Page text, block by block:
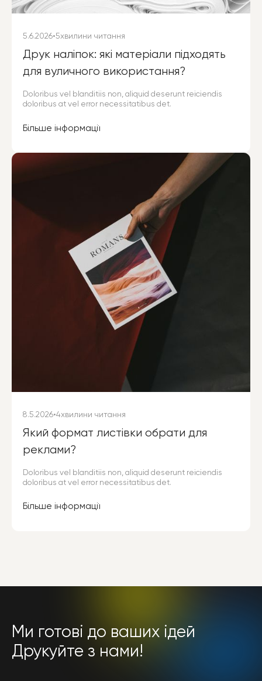
5.6.2026•5хвилини читання
Друк наліпок: які матеріали підходять
для вуличного використання?
Doloribus vel blanditiis non, aliquid deserunt reiciendis
doloribus at vel error necessitatibus det.
Більше інформації
8.5.2026•4хвилини читання
Який формат листівки обрати для
реклами?
Doloribus vel blanditiis non, aliquid deserunt reiciendis
doloribus at vel error necessitatibus det.
Більше інформації
Ми готові до ваших ідей
Друкуйте з нами!